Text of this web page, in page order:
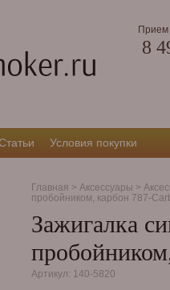
Прием
8
Условия покупки
Главная > Аксессуары >
пробойником, карбон 787-
Зажигалка
Артикул: 140-5820